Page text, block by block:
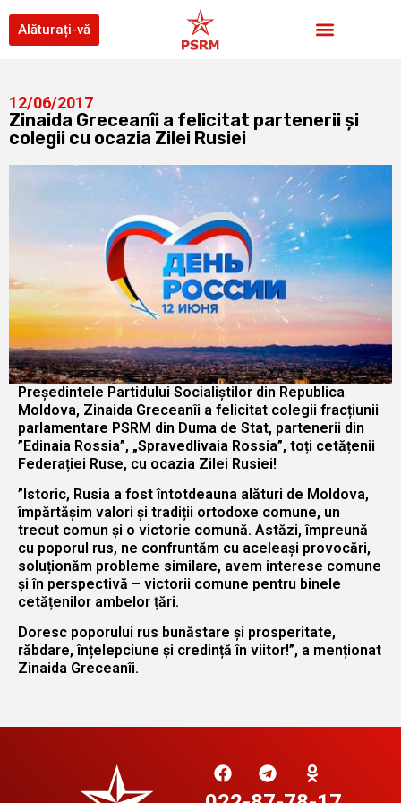
Alăturați-vă
12/06/2017
Zinaida Greceanîi a felicitat partenerii și
colegii cu ocazia Zilei Rusiei
Președintele Partidului Socialiștilor din Republica
Moldova, Zinaida Greceanîi a felicitat colegii fracțiunii
parlamentare PSRM din Duma de Stat, partenerii din
”Edinaia Rossia”, „Spravedlivaia Rossia”, toți cetățenii
Federației Ruse, cu ocazia Zilei Rusiei!
”Istoric, Rusia a fost întotdeauna alături de Moldova,
împărtășim valori și tradiții ortodoxe comune, un
trecut comun și o victorie comună. Astăzi, împreună
cu poporul rus, ne confruntăm cu aceleași provocări,
soluționăm probleme similare, avem interese comune
și în perspectivă – victorii comune pentru binele
cetățenilor ambelor țări.
Doresc poporului rus bunăstare și prosperitate,
răbdare, înțelepciune și credință în viitor!”, a menționat
Zinaida Greceanîi.